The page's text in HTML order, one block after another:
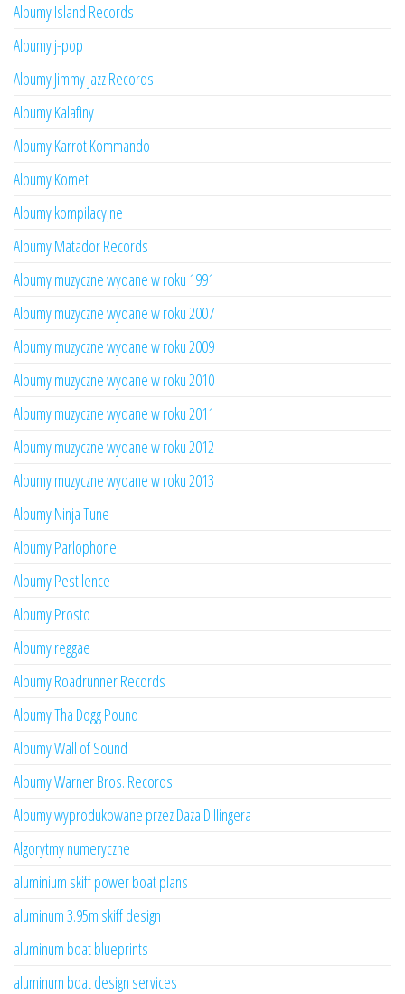
Albumy Island Records
Albumy j-pop
Albumy Jimmy Jazz Records
Albumy Kalafiny
Albumy Karrot Kommando
Albumy Komet
Albumy kompilacyjne
Albumy Matador Records
Albumy muzyczne wydane w roku 1991
Albumy muzyczne wydane w roku 2007
Albumy muzyczne wydane w roku 2009
Albumy muzyczne wydane w roku 2010
Albumy muzyczne wydane w roku 2011
Albumy muzyczne wydane w roku 2012
Albumy muzyczne wydane w roku 2013
Albumy Ninja Tune
Albumy Parlophone
Albumy Pestilence
Albumy Prosto
Albumy reggae
Albumy Roadrunner Records
Albumy Tha Dogg Pound
Albumy Wall of Sound
Albumy Warner Bros. Records
Albumy wyprodukowane przez Daza Dillingera
Algorytmy numeryczne
aluminium skiff power boat plans
aluminum 3.95m skiff design
aluminum boat blueprints
aluminum boat design services